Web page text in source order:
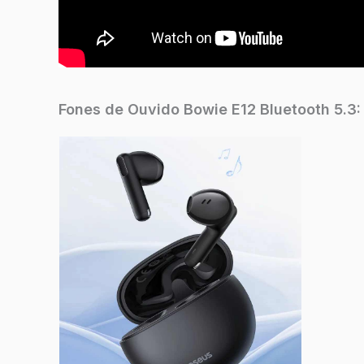
Fones de Ouvido Bowie E12 Bluetooth 5.3: